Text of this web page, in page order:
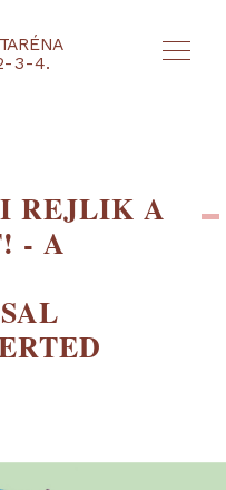
3-4.
REJLIK A
- A